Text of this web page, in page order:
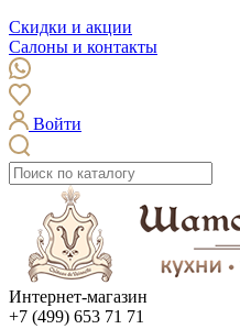
Скидки и акции
Салоны и контакты
Войти
Интернет-магазин
+7 (499) 653 71 71